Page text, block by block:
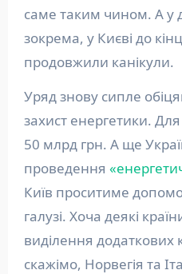
саме таким чином. А у
зокрема, у Києві до
продовжили канікули.
Уряд знову сипле
захист енергетики.
50 млрд грн. А ще
проведення
Київ проситиме
галузі. Хоча деякі
виділення додаткових
скажімо, Норвегія та